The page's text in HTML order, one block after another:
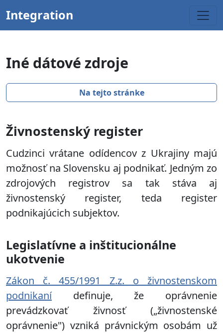
Integration
Iné dátové zdroje
Na tejto stránke
Živnostenský register
Cudzinci vrátane odídencov z Ukrajiny majú
možnosť na Slovensku aj podnikať. Jedným zo
zdrojových registrov sa tak stáva aj
živnostenský register, teda register
podnikajúcich subjektov.
Legislatívne a inštitucionálne
ukotvenie
Zákon č. 455/1991 Z.z. o živnostenskom
podnikanídefinuje, že oprávnenie
prevádzkovať živnosť („živnostenské
oprávnenie") vzniká právnickým osobám už